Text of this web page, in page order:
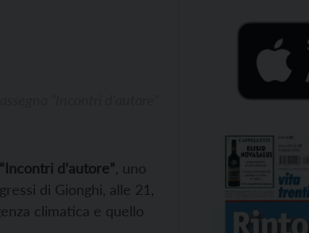
“Incontri d’autore” , uno
di Gionghi, alle 21,
climatica e quello